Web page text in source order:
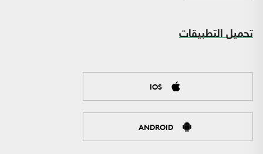
تحميل التطبيقات
IOS
ANDROID